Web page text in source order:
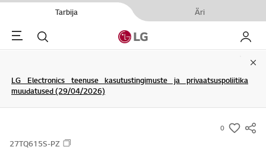
Tarbija Äri
Menu Otsi Minu
LG Electronics teenuse kasutustingimuste ja privaatsuspoliitika
muudatused (29/04/2026)
0
s
27TQ615S-PZ